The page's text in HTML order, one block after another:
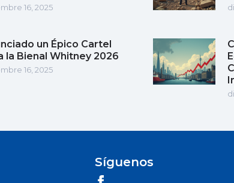
16, 2025
un Épico Cartel
la Bienal Whitney 2026
16, 2025
Síguenos